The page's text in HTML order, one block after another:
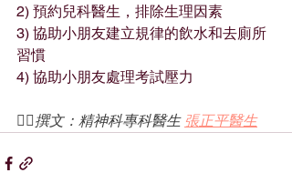
2) 預約兒科醫生，排除生理因素
3) 協助小朋友建立規律的飲水和去廁所
習慣
4) 協助小朋友處理考試壓力
✍🏻撰文：精神科專科醫生 張正平醫生